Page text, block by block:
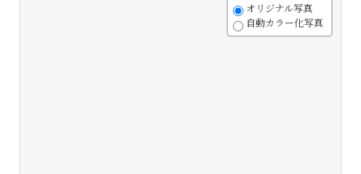
オリジナル写真
自動カラー化写真